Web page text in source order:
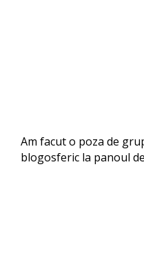
Am facut o poza de
blogosferic la panoul